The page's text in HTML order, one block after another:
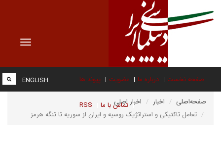
Toggle
صفحه نخست درباره ما عضویت پیوند ها
تماس با ما RSS
ENGLISH
صفحه‌اصلی اخبار
اخبار اصلی
تعامل تاکتیکی و استراتژیک روسیه و ایران از سوریه تا تنگه هرمز